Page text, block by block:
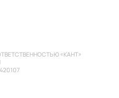
«КАНТ»